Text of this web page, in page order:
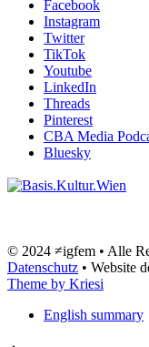
Facebook
Instagram
Twitter
TikTok
Youtube
LinkedIn
Threads
Pinterest
CBA Media
Bluesky
© 2024 ≠igfem • Alle
Datenschutz • Website
Theme by Kriesi
English summary